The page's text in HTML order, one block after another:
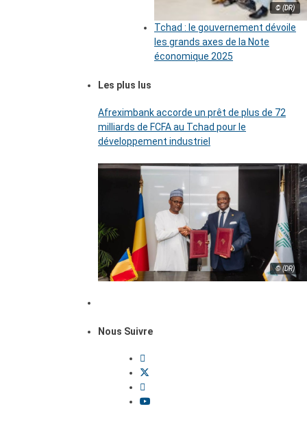
© (DR)
Tchad : le gouvernement dévoile
les grands axes de la Note
économique 2025
Les plus lus
Afreximbank accorde un prêt de plus de 72
milliards de FCFA au Tchad pour le
développement industriel
© (DR)
Nous Suivre